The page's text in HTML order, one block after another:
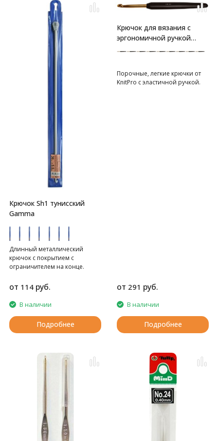
Крючок Sh1 тунисский
Gamma
Длинный металлический
крючок с покрытием с
ограничителем на конце.
от 114 руб.
В наличии
Подробнее
Крючок для вязания с
эргономичной ручкой
Порочные, легкие крючки от
KnitPro c эластичной ручкой.
от 291 руб.
В наличии
Подробнее